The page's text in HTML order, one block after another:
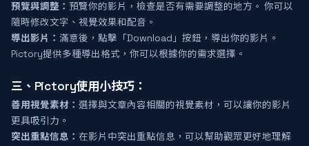
預覽與調整： 預覽你的影片，檢查是否有需要調整的地方。 你可以
隨時修改文字、視覺效果和配音。
導出影片： 滿意後，點擊「Download」按鈕，導出你的影片。
Pictory提供多種導出格式，你可以根據你的需求選擇。
三、Pictory使用小技巧：
善用視覺素材： 選擇與文章內容相關的視覺素材，可以讓你的影片
更具吸引力。
突出重點信息： 在影片中突出重點信息，可以幫助觀眾更好地理解